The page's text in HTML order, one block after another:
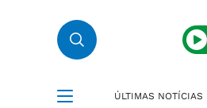
ÚLTIMAS NOTÍCIAS